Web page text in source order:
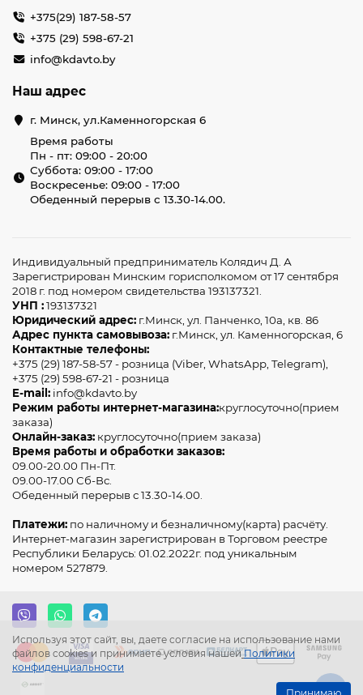
Используя этот сайт, вы, даете согласие на использование нами
файлов cookies и принимаете условия нашей Политики
конфиденциальности
+375(29) 187-58-57
+375 (29) 598-67-21
info@kdavto.by
Наш адрес
г. Минск, ул.Каменногорская 6
Время работы
Пн - пт: 09:00 - 20:00
Суббота: 09:00 - 17:00
Воскресенье: 09:00 - 17:00
Обеденный перерыв с 13.30-14.00.
Индивидуальный предприниматель Колядич Д. А
Зарегистрирован Минским горисполкомом от 17 сентября
2018 г. под номером свидетельства 193137321.
УНП :193137321
Юридический адрес: г.Минск, ул. Панченко, 10а, кв. 86
Адрес пункта самовывоза: г.Минск, ул. Каменногорская, 6
Контактные телефоны:
+375 (29) 187-58-57 - розница (Viber, WhatsApp, Telegram),
+375 (29) 598-67-21 - розница
E-mail: info@kdavto.by
Режим работы интернет-магазина:круглосуточно(прием
заказа)
Онлайн-заказ: круглосуточно(прием заказа)
Время работы и обработки заказов:
09.00-20.00 Пн-Пт.
09.00-17.00 Сб-Вс.
Обеденный перерыв с 13.30-14.00.
Платежи: по наличному и безналичному(карта) расчёту.
Интернет-магазин зарегистрирован в Торговом реестре
Республики Беларусь: 01.02.2022г. под уникальным
номером 527879.